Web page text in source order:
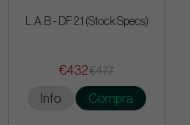
L.A.B - DF 2.1 (Stock Specs)
€432€477
Info Compra